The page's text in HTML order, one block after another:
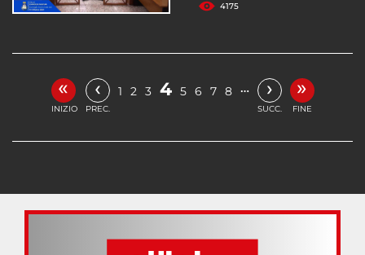
4175
«
INIZIO
‹
PREC.
1 2 3 4 5 6 7 8 … ›
SUCC.
»
FINE